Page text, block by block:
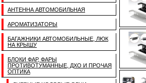
АНТЕННА АВТОМОБИЛЬНАЯ
АРОМАТИЗАТОРЫ
БАГАЖНИКИ АВТОМОБИЛЬНЫЕ, ЛЮК
НА КРЫШУ
БЛОКИ ФАР, ФАРЫ
ПРОТИВОТУМАННЫЕ, ДХО И ПРОЧАЯ
ОПТИКА